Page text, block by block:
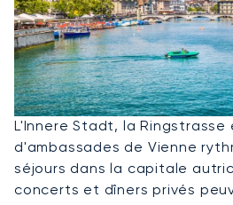
Louer Un Jet
L'Innere Stadt, la
d'ambassades de Vienne
séjours dans la capitale
concerts et dîners privés